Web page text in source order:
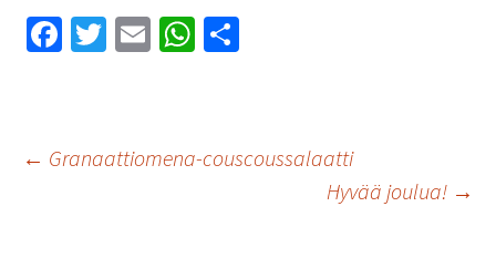
Fa
o
T
er
E
W
p
Artikkelien
← Granaattiomena-couscoussalaatti
Hyvää joulua! →